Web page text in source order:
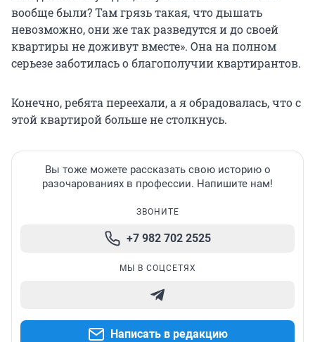
вообще были? Там грязь такая, что дышать
невозможно, они же так разведутся и до своей
квартиры не доживут вместе». Она на полном
серьезе заботилась о благополучии квартирантов.
Конечно, ребята переехали, а я обрадовалась, что с
этой квартирой больше не столкнусь.
Вы тоже можете рассказать свою историю о
разочарованиях в профессии. Напишите нам!
ЗВОНИТЕ
+7 982 702 2525
МЫ В СОЦСЕТЯХ
Написать в редакцию